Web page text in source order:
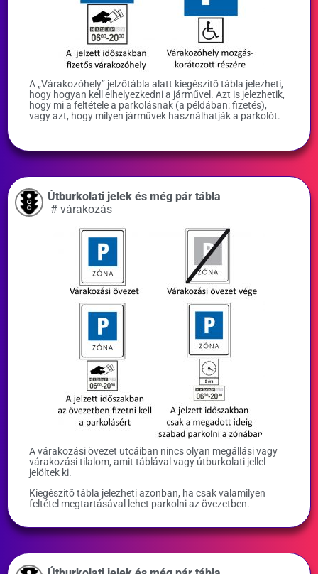
A „Várakozóhely” jelzőtábla alatt kiegészítő tábla jelezheti,
hogy hogyan kell elhelyezkedni a járművel. Azt is jelezhetik,
hogy mi a feltétele a parkolásnak (a példában: fizetés),
vagy azt, hogy milyen járművek használhatják a parkolót.
Útburkolati jelek és még pár tábla
# várakozás
A várakozási övezet utcáiban nincs olyan megállási vagy
várakozási tilalom, amit táblával vagy útburkolati jellel
jelöltek ki.
Kiegészítő tábla jelezheti azonban, ha csak valamilyen
feltétel megtartásával lehet parkolni az övezetben.